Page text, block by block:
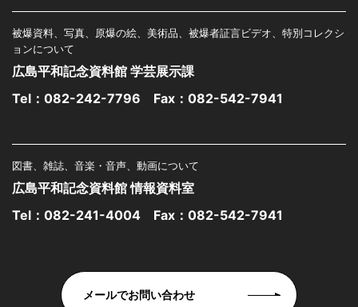
被爆資料、写真、原爆の絵、美術品、被爆者証言ビデオ、特別コレクシ
ョンについて
広島平和記念資料館 学芸展示課
Tel： 082-242-7796 Fax：082-542-7941
図書、雑誌、音楽・音声、動画について
広島平和記念資料館 情報資料室
Tel： 082-241-4004 Fax：082-542-7941
メールでお問い合わせ